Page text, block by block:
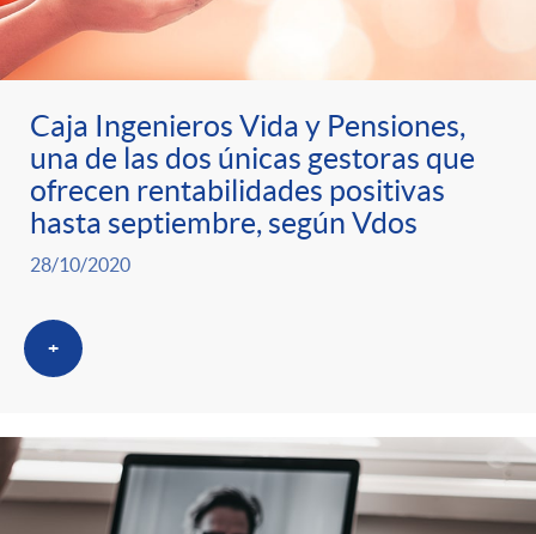
Caja Ingenieros Vida y Pensiones,
una de las dos únicas gestoras que
ofrecen rentabilidades positivas
hasta septiembre, según Vdos
28/10/2020
+